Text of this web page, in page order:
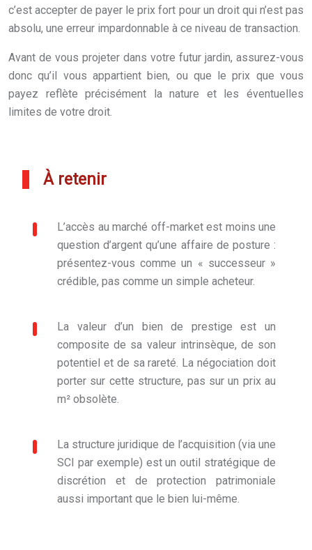
c’est accepter de payer le prix fort pour un droit qui n’est pas
absolu, une erreur impardonnable à ce niveau de transaction.
Avant de vous projeter dans votre futur jardin, assurez-vous
donc qu’il vous appartient bien, ou que le prix que vous
payez reflète précisément la nature et les éventuelles
limites de votre droit.
À retenir
L’accès au marché off-market est moins une
question d’argent qu’une affaire de posture :
présentez-vous comme un « successeur »
crédible, pas comme un simple acheteur.
La valeur d’un bien de prestige est un
composite de sa valeur intrinsèque, de son
potentiel et de sa rareté. La négociation doit
porter sur cette structure, pas sur un prix au
m² obsolète.
La structure juridique de l’acquisition (via une
SCI par exemple) est un outil stratégique de
discrétion et de protection patrimoniale
aussi important que le bien lui-même.